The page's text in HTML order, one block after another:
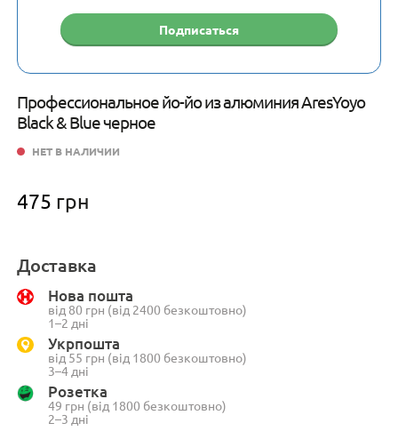
Профессиональное йо-йо из алюминия AresYoyo
Black & Blue черное
475 грн
НЕТ В НАЛИЧИИ
Доставка
Нова пошта
від 80 грн (від 2400 безкоштовно)
1–2 дні
Укрпошта
від 55 грн (від 1800 безкоштовно)
3–4 дні
Розетка
49 грн (від 1800 безкоштовно)
2–3 дні